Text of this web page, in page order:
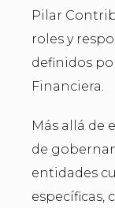
Pilar
roles y
definidos
Financiera.
Más allá de
de
entidades
específicas,